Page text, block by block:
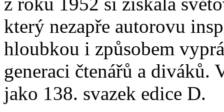
který nezapře autorovu
hloubkou i způsobem
generaci čtenářů a diváků.
jako 138. svazek edice D.